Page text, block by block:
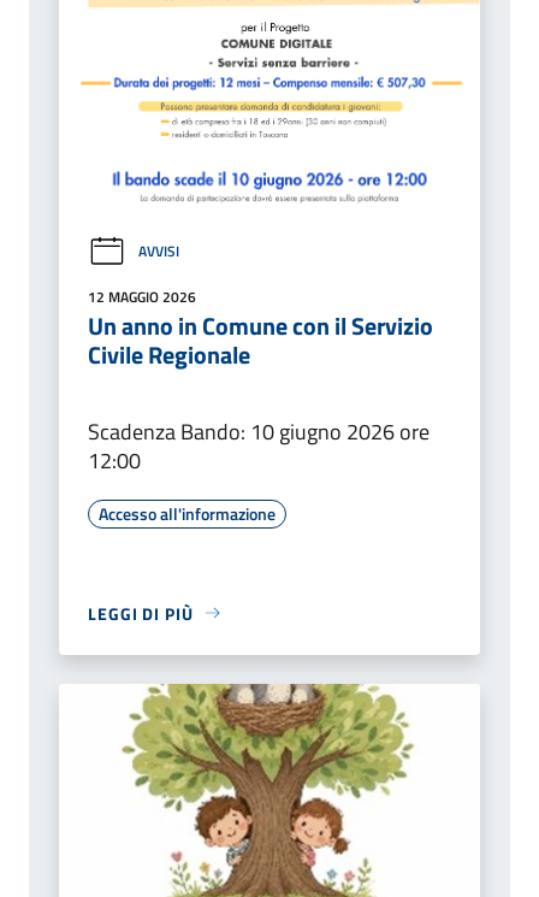
AVVISI
12 MAGGIO 2026
Un anno in Comune con il Servizio
Civile Regionale
Scadenza Bando: 10 giugno 2026 ore
12:00
Accesso all'informazione
LEGGI DI PIÙ